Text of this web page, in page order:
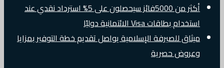
أكثر من 5000فائز سيحصلون على 5% استرداد نقدي عند
استخدام بطاقات Visa الائتمانية دوليًا
ميثاق للصيرفة الإسلامية يواصل تقديم خطة التوفير بمزايا
وعروض حصرية